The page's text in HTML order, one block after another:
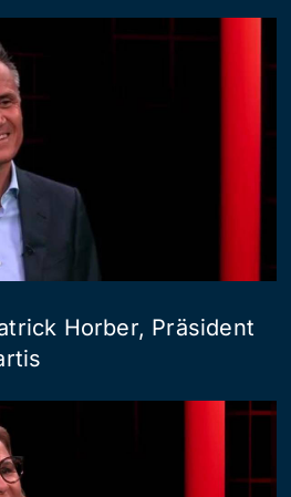
Horber, Präsident